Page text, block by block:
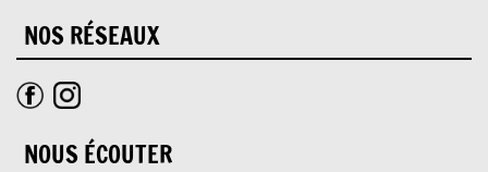
NOS RÉSEAUX
NOUS ÉCOUTER